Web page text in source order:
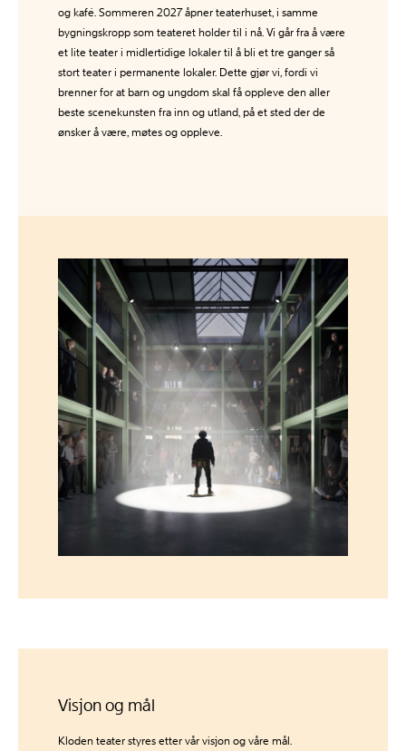
og kafé. Sommeren 2027 åpner teaterhuset, i samme
bygningskropp som teateret holder til i nå. Vi går fra å være
et lite teater i midlertidige lokaler til å bli et tre ganger så
stort teater i permanente lokaler. Dette gjør vi, fordi vi
brenner for at barn og ungdom skal få oppleve den aller
beste scenekunsten fra inn og utland, på et sted der de
ønsker å være, møtes og oppleve.
Visjon og mål
Kloden teater styres etter vår visjon og våre mål.